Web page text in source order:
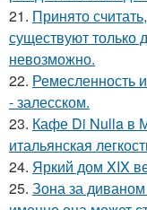
21. Принято
существуют только
невозможно.
22. Ремесленность
- залесском.
23. Кафе Di Nulla в
итальянская
24. Яркий дом XIX
25. Зона за диваном